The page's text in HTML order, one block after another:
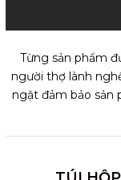
Từng sản phẩm
người thợ lành
ngặt đảm bảo sản